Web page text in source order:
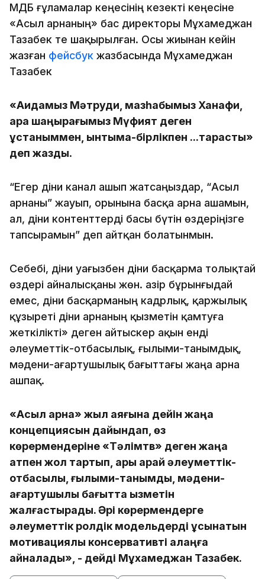
ҚМДБ ғұламалар кеңесінің кезекті кеңесіне
«Асыл арнаның» бас директоры Мұхамеджан
Тазабек те шақырылған. Осы жиынан кейін
жазған фейсбук жазбасында Мұхамеджан
Тазабек
«Ақидамыз Мәтруди, мазһабымыз Ханафи,
қара шаңырағымыз Мүфият деген
ұстаныммен, ынтымақ-бірлікпен ...тарқастық»
деп жазды.
“Егер діни канал ашып жатсаңыздар, “Асыл
арнаны” жауып, орынына басқа арна ашамын,
ал, діни контенттерді басы бүтін өздеріңізге
тапсырамын” деп айтқан болатынмын.
Себебі, діни уағызбен діни басқарма толықтай
өздері айналысқаны жөн. Қазір бұрынғыдай
емес, діни басқарманың кадрлық, қаржылық
құзыреті діни арнаның қызметін қамтуға
жеткілікті» деген айтыскер ақын енді
әлеуметтік-отбасылық, ғылыми-танымдық,
мәдени-ағартушылық бағыттағы жаңа арна
ашпақ.
«Асыл арна» жыл аяғына дейін жаңа
концепциясын дайындап, өз
көрермендеріне «Тәлімтв» деген жаңа
атпен жол тартып, ары қарай әлеуметтік-
отбасылық, ғылыми-танымдық, мәдени-
ағартушылық бағытта қызметін
жалғастырады. Әрі көрермендерге
әлеуметтік ролдік модельдерді ұсынатын
мотивациялық консервативті алаңға
айналады», - дейді Мұхамеджан Тазабек.